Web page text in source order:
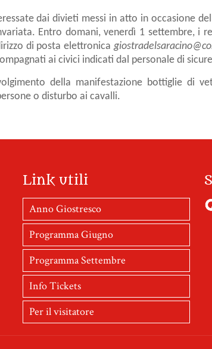
dai divieti messi in atto in occasione
Entro domani, venerdì 1 settembre, i
di posta elettronica
ai civici indicati dal personale di
della manifestazione bottiglie di
o disturbo ai cavalli.
Link utili
Anno Giostresco
Programma Giugno
Programma Settembre
Info Tickets
Per il visitatore